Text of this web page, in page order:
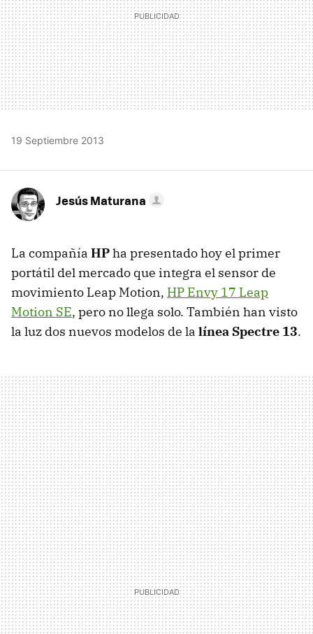
19 Septiembre 2013
Jesús Maturana
La compañía HPha presentado hoy el primer
portátil del mercado que integra el sensor de
movimiento Leap Motion, HP Envy 17 Leap
Motion SE, pero no llega solo. También han visto
la luz dos nuevos modelos de la línea Spectre 13.